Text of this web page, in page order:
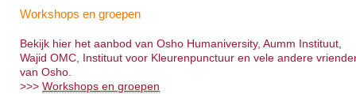
Workshops en groepen
Bekijk hier het aanbod van Osho Humaniversity, Aumm Instituut,
Wajid OMC, Instituut voor Kleurenpunctuur en vele andere
van Osho.
>>>Workshops en groepen